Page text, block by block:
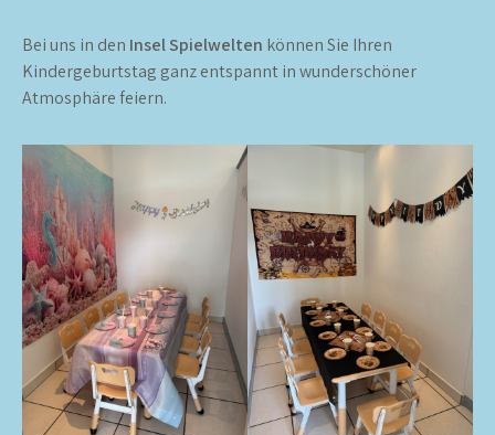
Bei uns in den Insel Spielwelten können Sie Ihren
Kindergeburtstag ganz entspannt in wunderschöner
Atmosphäre feiern.